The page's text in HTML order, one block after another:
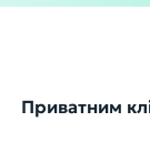
Приватним